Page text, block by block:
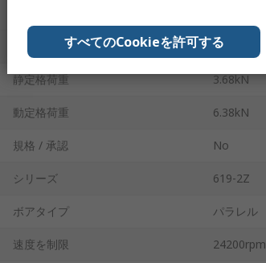
内部クリアランス CN
静定格荷重 3.68kN
動定格荷重 6.38kN
規格 / 承認 No
シリーズ 619-2Z
ボアタイプ パラレル
速度を制限 24200rpm
すべてのCookieを許可する